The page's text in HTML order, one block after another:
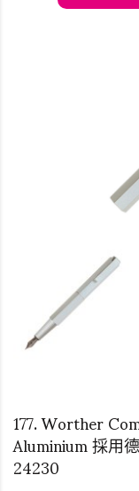
177. Worther
Aluminium 採用
24230